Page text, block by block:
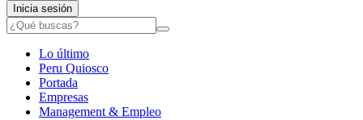
Inicia sesión
Lo último
Peru Quiosco
Portada
Empresas
Management & Empleo